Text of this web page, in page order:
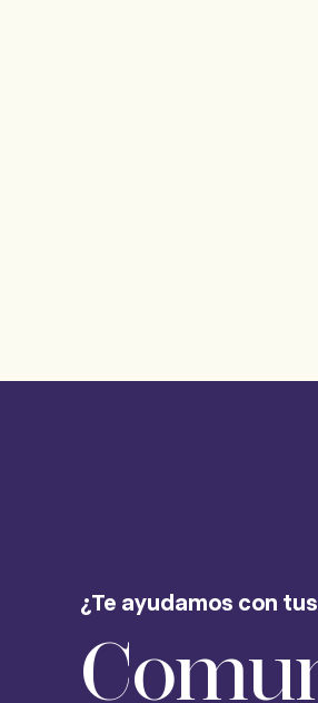
¿Te ayudamos con